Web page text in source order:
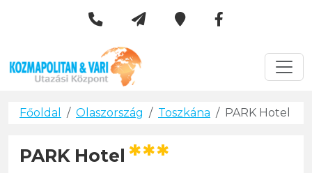
Kozmapolitan & Vári Utazási
Főoldal Olaszország Toszkána PARK Hotel
PARK Hotel ***